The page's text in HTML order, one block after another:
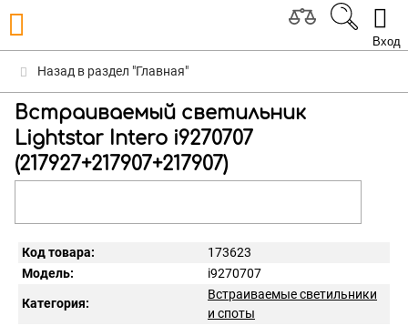
Вход
Назад в раздел "Главная"
Встраиваемый светильник
Lightstar Intero i9270707
(217927+217907+217907)
Код товара:
173623
Модель:
i9270707
Категория:
Встраиваемые светильники
и споты